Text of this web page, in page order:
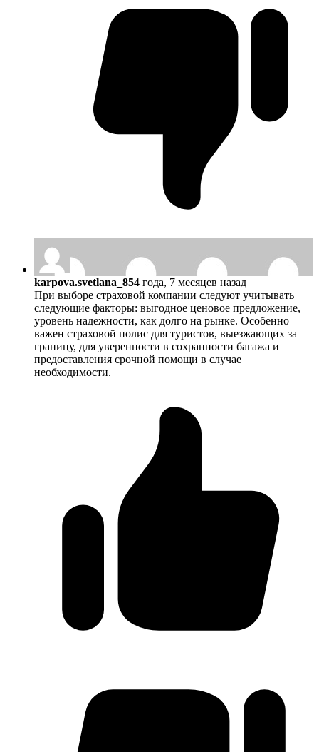
karpova.svetlana_854 года, 7 месяцев назад
При выборе страховой компании следуют учитывать
следующие факторы: выгодное ценовое предложение,
уровень надежности, как долго на рынке. Особенно
важен страховой полис для туристов, выезжающих за
границу, для уверенности в сохранности багажа и
предоставления срочной помощи в случае
необходимости.